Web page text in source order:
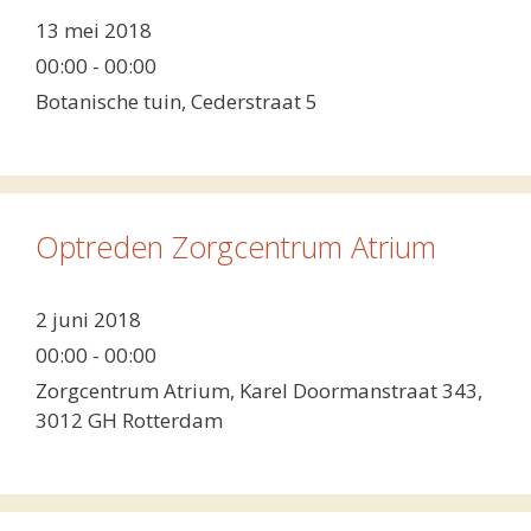
13 mei 2018
00:00 - 00:00
Botanische tuin, Cederstraat 5
Optreden Zorgcentrum Atrium
2 juni 2018
00:00 - 00:00
Zorgcentrum Atrium, Karel Doormanstraat 343,
3012 GH Rotterdam